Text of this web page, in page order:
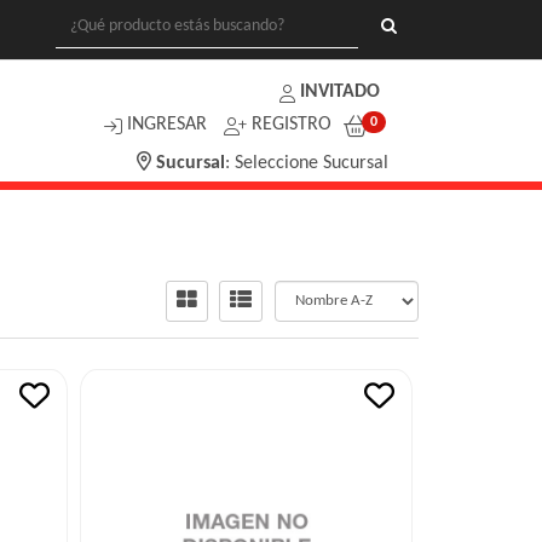
INVITADO
INGRESAR
REGISTRO
Sucursal :Seleccione Sucursal
0